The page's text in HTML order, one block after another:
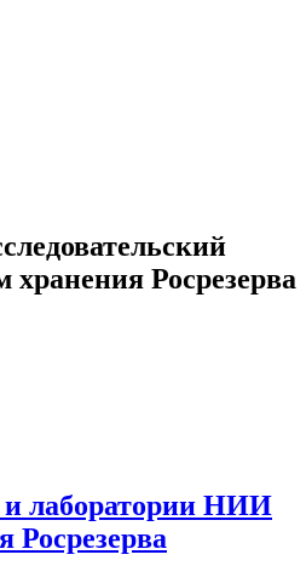
хранения Росрезерва
лаборатории НИИ
Росрезерва